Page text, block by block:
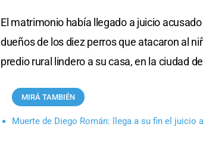
El matrimonio había llegado a juicio
dueños de los diez perros que atacaron al
predio rural lindero a su casa, en la ciudad
MIRÁ TAMBIÉN
Muerte de Diego Román: llega a su fin el juicio